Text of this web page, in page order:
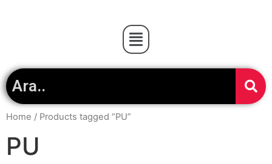
Home / Products tagged “PU”
PU